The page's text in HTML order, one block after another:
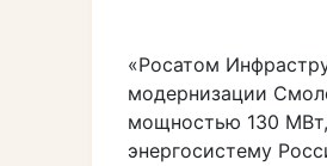
«Росатом
модернизации
мощностью 130
энергосистему